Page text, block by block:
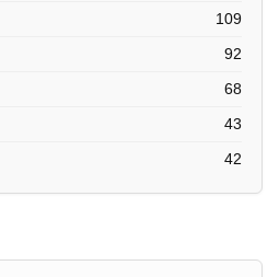
109
92
68
43
42